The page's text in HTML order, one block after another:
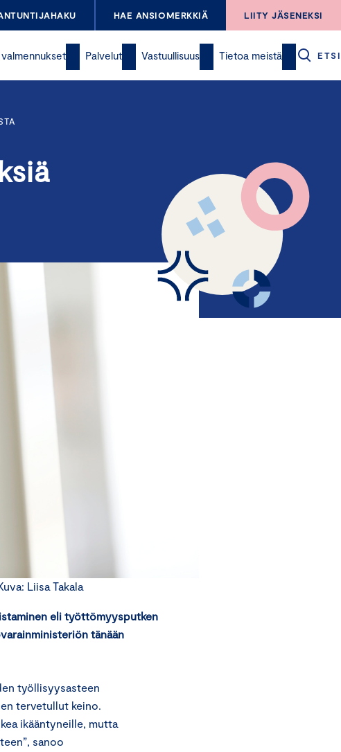
HAE ANSIOMERKKIÄ LIITY JÄSENEKSI
Palvelut Vastuullisuus Tietoa meistä ETSI
Liisa Takala
eli työttömyysputken
tänään
työllisyysasteen
tervetullut keino.
ikääntyneille, mutta
sanoo